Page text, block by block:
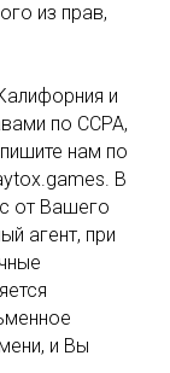
из прав,
и
по CCPA,
нам по
В
от Вашего
агент, при
и Вы